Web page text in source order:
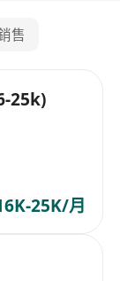
售
25k)
25K/月